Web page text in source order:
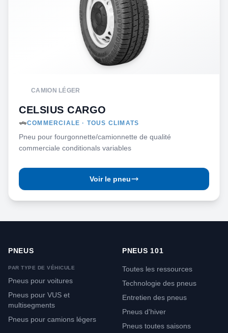
CAMION LÉGER
CELSIUS CARGO
COMMERCIALE · TOUS CLIMATS
Pneu pour fourgonnette/camionnette de qualité
commerciale conditionals variables
Voir le pneu
PNEUS
PAR TYPE DE VÉHICULE
Pneus pour voitures
Pneus pour VUS et
multisegments
Pneus pour camions légers
PNEUS 101
Toutes les ressources
Technologie des pneus
Entretien des pneus
Pneus d'hiver
Pneus toutes saisons